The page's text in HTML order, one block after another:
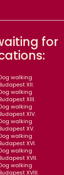
for
walking
XII.
walking
XIII.
walking
XIV.
walking
XV.
walking
XVI.
walking
XVII.
walking
XVIII.